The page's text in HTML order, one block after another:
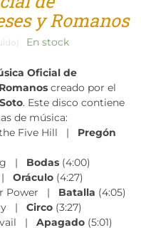
y Romanos
En stock
Oficial de
creado por el
. Este disco contiene
de música:
Five Hill | Pregón
| Bodas(4:00)
| Oráculo(4:27)
Power | Batalla (4:05)
| Circo(3:27)
| Apagado(5:01)